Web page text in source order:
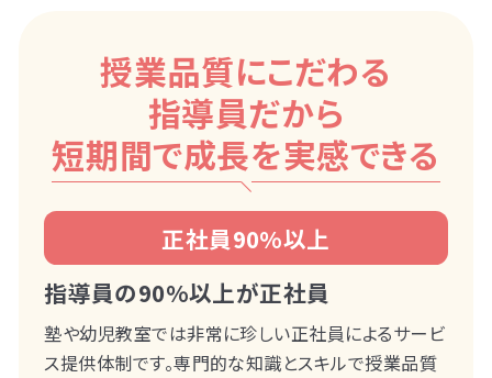
授業品質にこだわる
指導員だから
短期間で成長を実感できる
正社員90%以上
指導員の90%以上が正社員
塾や幼児教室では非常に珍しい正社員によるサービ
ス提供体制です。専門的な知識とスキルで授業品質